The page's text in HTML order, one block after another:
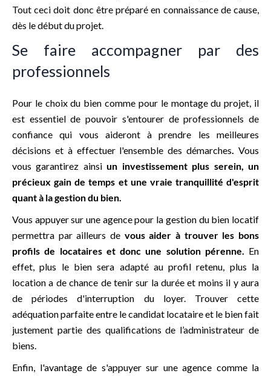
Tout ceci doit donc être préparé en connaissance de cause,
dès le début du projet.
Se faire accompagner par des
professionnels
Pour le choix du bien comme pour le montage du projet, il
est essentiel de pouvoir s'entourer de professionnels de
confiance qui vous aideront à prendre les meilleures
décisions et à effectuer l'ensemble des démarches. Vous
vous garantirez ainsiun investissement plus serein, un
précieux gain de temps et une vraie tranquillité d'esprit
quant à la gestion du bien.
Vous appuyer sur une agence pour la gestion du bien locatif
permettra par ailleurs de vous aider à trouver les bons
profils de locataires et donc une solution pérenne. En
effet, plus le bien sera adapté au profil retenu, plus la
location a de chance de tenir sur la durée et moins il y aura
de périodes d'interruption du loyer. Trouver cette
adéquation parfaite entre le candidat locataire et le bien fait
justement partie des qualifications de l’administrateur de
biens.
Enfin, l'avantage de s'appuyer sur une agence comme la